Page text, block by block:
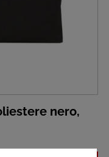
nero,